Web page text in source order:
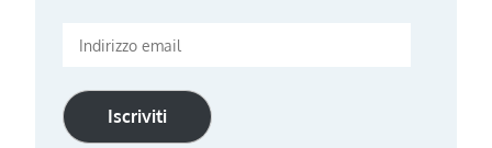
Indirizzo
Iscriviti